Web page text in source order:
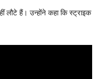
लौटे हैं। उन्होंने कहा कि स्ट्राइक